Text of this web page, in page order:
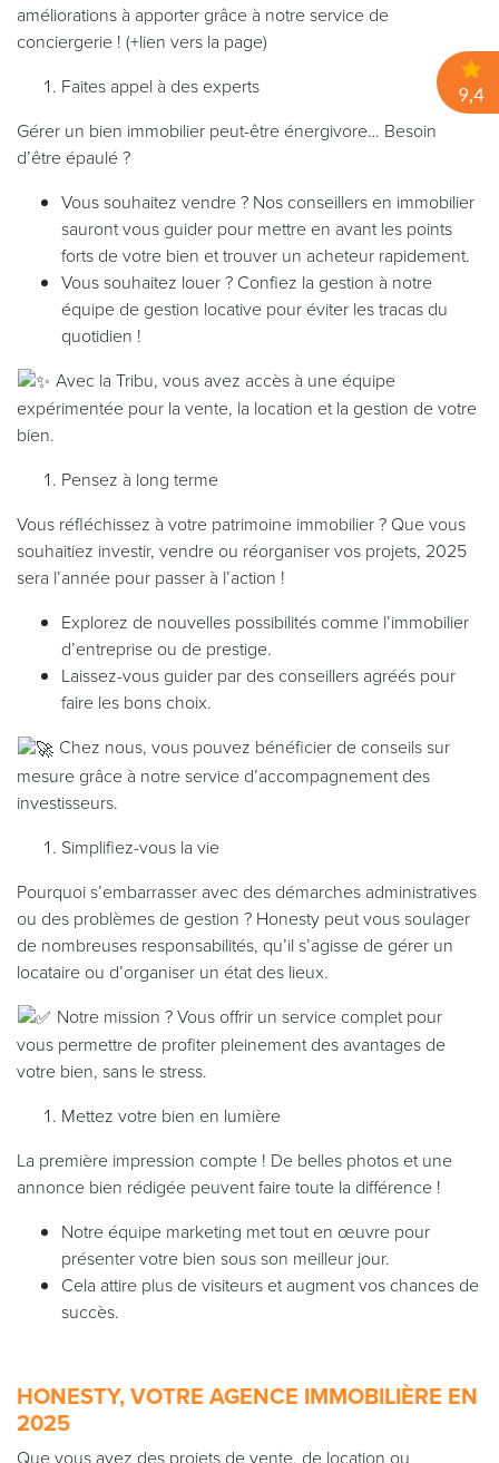
améliorations à apporter grâce à notre service de
conciergerie ! (+lien vers la page)
Faites appel à des experts
Gérer un bien immobilier peut-être énergivore… Besoin
d’être épaulé ?
Vous souhaitez vendre ? Nos conseillers en immobilier
sauront vous guider pour mettre en avant les points
forts de votre bien et trouver un acheteur rapidement.
Vous souhaitez louer ? Confiez la gestion à notre
équipe de gestion locative pour éviter les tracas du
quotidien !
Avec la Tribu, vous avez accès à une équipe
expérimentée pour la vente, la location et la gestion de votre
bien.
Pensez à long terme
Vous réfléchissez à votre patrimoine immobilier ? Que vous
souhaitiez investir, vendre ou réorganiser vos projets, 2025
sera l’année pour passer à l’action !
Explorez de nouvelles possibilités comme l’immobilier
d’entreprise ou de prestige.
Laissez-vous guider par des conseillers agréés pour
faire les bons choix.
Chez nous, vous pouvez bénéficier de conseils sur
mesure grâce à notre service d’accompagnement des
investisseurs.
Simplifiez-vous la vie
Pourquoi s’embarrasser avec des démarches administratives
ou des problèmes de gestion ? Honesty peut vous soulager
de nombreuses responsabilités, qu’il s’agisse de gérer un
locataire ou d’organiser un état des lieux.
Notre mission ? Vous offrir un service complet pour
vous permettre de profiter pleinement des avantages de
votre bien, sans le stress.
Mettez votre bien en lumière
La première impression compte ! De belles photos et une
annonce bien rédigée peuvent faire toute la différence !
Notre équipe marketing met tout en œuvre pour
présenter votre bien sous son meilleur jour.
Cela attire plus de visiteurs et augment vos chances de
succès.
HONESTY, VOTRE AGENCE IMMOBILIÈRE EN
2025